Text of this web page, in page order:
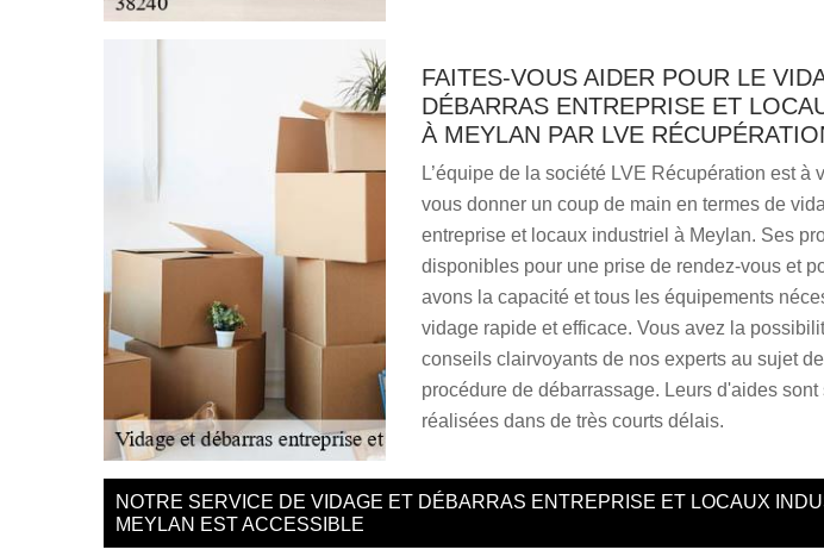
FAITES-VOUS AIDER POUR LE
DÉBARRAS ENTREPRISE ET
À MEYLAN PAR LVE
L’équipe de la société LVE Récupération est à
vous donner un coup de main en termes de
entreprise et locaux industriel à Meylan. Ses
disponibles pour une prise de rendez-vous et
avons la capacité et tous les équipements
vidage rapide et efficace. Vous avez la
conseils clairvoyants de nos experts au sujet
procédure de débarrassage. Leurs d'aides
réalisées dans de très courts délais.
NOTRE SERVICE DE VIDAGE ET DÉBARRAS ENTREPRISE ET LOCAUX
MEYLAN EST ACCESSIBLE